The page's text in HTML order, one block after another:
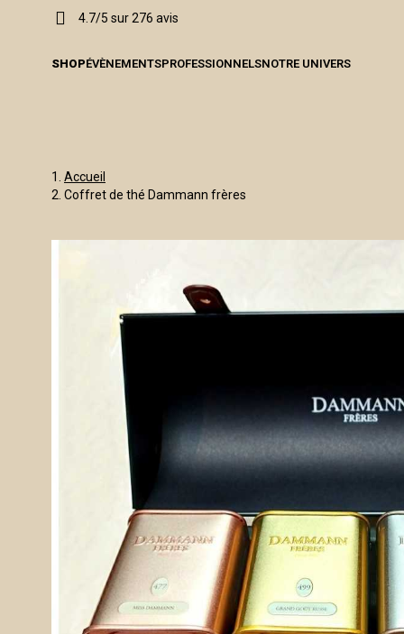
4.7/5 sur 276 avis
SHOPÉVÈNEMENTSPROFESSIONNELSNOTRE UNIVERS
Accueil
Coffret de thé Dammann frères